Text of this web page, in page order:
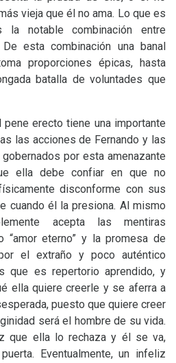
vieja que él no ama. Lo que es
la notable combinación entre
esta combinación una banal
proporciones épicas, hasta
batalla de voluntades que
erecto tiene una importante
las acciones de Fernando y las
por esta amenazante
ella debe confiar en que no
disconforme con sus
cuando él la presiona. Al mismo
acepta las mentiras
“amor eterno” y la promesa de
el extraño y poco auténtico
que es repertorio aprendido, y
ella quiere creerle y se aferra a
puesto que quiere creer
será el hombre de su vida.
que ella lo rechaza y él se va,
Eventualmente, un infeliz